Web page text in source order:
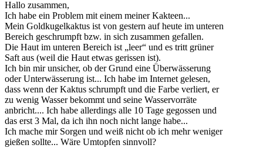
Hallo zusammen,
Ich habe ein Problem mit einem meiner Kakteen...
Mein Goldkugelkaktus ist von gestern auf heute im unteren
Bereich geschrumpft bzw. in sich zusammen gefallen.
Die Haut im unteren Bereich ist „leer“ und es tritt grüner
Saft aus (weil die Haut etwas gerissen ist).
Ich bin mir unsicher, ob der Grund eine Überwässerung
oder Unterwässerung ist... Ich habe im Internet gelesen,
dass wenn der Kaktus schrumpft und die Farbe verliert, er
zu wenig Wasser bekommt und seine Wasservorräte
anbricht.... Ich habe allerdings alle 10 Tage gegossen und
das erst 3 Mal, da ich ihn noch nicht lange habe...
Ich mache mir Sorgen und weiß nicht ob ich mehr weniger
gießen sollte... Wäre Umtopfen sinnvoll?